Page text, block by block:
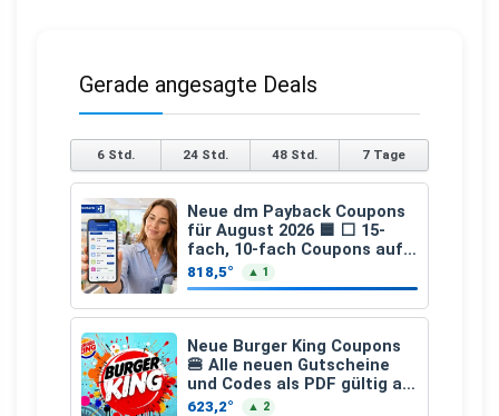
Gerade angesagte Deals
6 Std. 24 Std. 48 Std. 7 Tage
Neue dm Payback Coupons
für August 2026 🟦 ⬜ 15-
fach, 10-fach Coupons auf
den gesamten Einkauf ab 2
€
818,5° ▲ 1
Neue Burger King Coupons
🍔 Alle neuen Gutscheine
und Codes als PDF gültig ab
25.07.2026 bis 04.09.2026
623,2° ▲ 2